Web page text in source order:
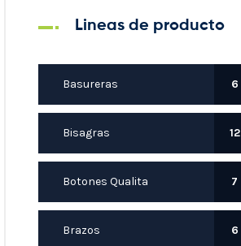
Lineas de producto
Basureras 6
Bisagras 12
Botones Qualita 7
Brazos 6